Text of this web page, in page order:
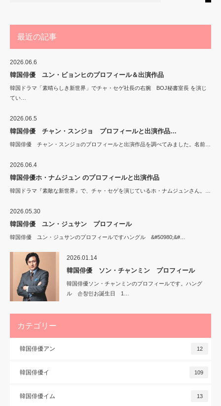
最近の記事
2026.06.6
韓国俳優 ユン・ビョンヒのプロフィール＆出演作品
韓国ドラマ「素晴らしき新世界」でチャ・セゲ社長の右腕 BOJ秘書室長 を演じ
てい…
2026.06.5
韓国俳優 チャン・スンジョ プロフィールと出演作品…
韓国俳優 チャン・スンジョのプロフィールと出演作品を調べてみました。名前…
2026.06.4
韓国俳優ホ・ナムジュン のプロフィールと出演作品
韓国ドラマ『素敵な新世界』で、チャ・セゲを演じているホ・ナムジュンさん。…
2026.05.30
韓国俳優 ユン・ジュサン プロフィール
韓国俳優 ユン・ジュサンのプロフィールですハングル &#50980;&#…
2026.01.14
韓国俳優 ソン・チャンミン プロフィール
韓国俳優ソン・チャンミンのプロフィールです。ハング
ル 손창민お誕生日 1…
カテゴリー
韓国俳優アン 12
韓国俳優イ 109
韓国俳優イム 13